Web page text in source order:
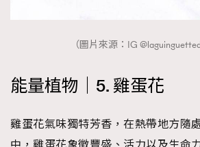
（圖片來源：IG
能量植物｜5. 雞蛋花
雞蛋花氣味獨特芳香，在熱帶地方隨